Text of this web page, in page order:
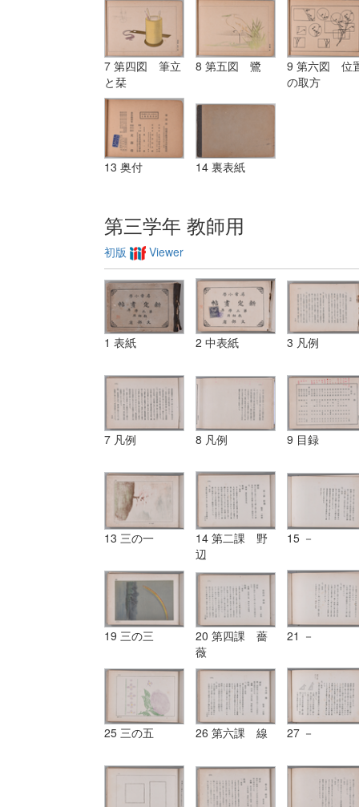
7 第四図 筆立
と栞
8 第五図 鷺
9 第六図 位
の取方
13 奥付 14 裏表紙
第三学年 教師用
初版 Viewer
1 表紙 2 中表紙 3 凡例
7 凡例 8 凡例 9 目録
13 三の一
14 第二課 野
辺
15 －
19 三の三
20 第四課 薔
薇
21 －
25 三の五 26 第六課 線 27 －